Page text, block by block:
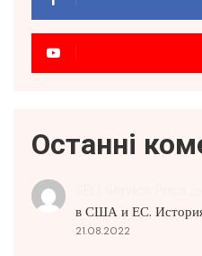
Останні
в США и ЕС.
21.08.2022